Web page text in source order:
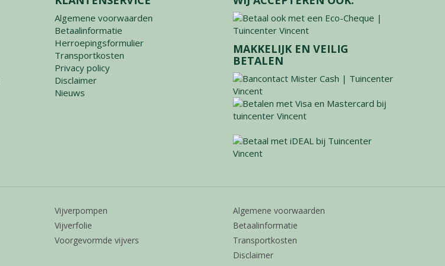
Algemene voorwaarden
Betaalinformatie
Herroepingsformulier
Transportkosten
Privacy policy
Disclaimer
Nieuws
MAKKELIJK EN VEILIG
BETALEN
Vijverpompen
Vijverfolie
Voorgevormde vijvers
Algemene voorwaarden
Betaalinformatie
Transportkosten
Disclaimer